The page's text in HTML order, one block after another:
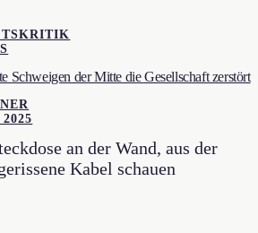
Schweigen der Mitte die Gesellschaft zerstört